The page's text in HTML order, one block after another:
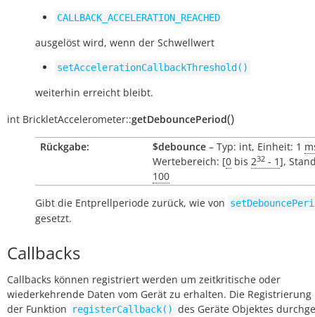
CALLBACK_ACCELERATION_REACHED
ausgelöst wird, wenn der Schwellwert
setAccelerationCallbackThreshold()
weiterhin erreicht bleibt.
int BrickletAccelerometer::getDebouncePeriod()
Rückgabe: $debounce – Typ: int, Einheit: 1
Wertebereich: [0 bis 232 - 1],
100
Gibt die Entprellperiode zurück, wie von
gesetzt.
Callbacks
Callbacks können registriert werden um zeitkritische oder
wiederkehrende Daten vom Gerät zu erhalten. Die
der Funktion
registerCallback() des Geräte Objektes